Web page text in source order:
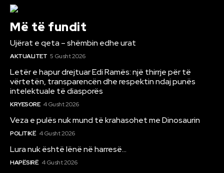
Më të fundit
Ujërat e qeta – shëmbin edhe urat
AKTUALITET 5 Gusht 2026
Letër e hapur drejtuar Edi Ramës: një thirrje për të
vërtetën, transparencën dhe respektin ndaj punës
intelektuale të diasporës
KRYESORE 4 Gusht 2026
Veza e pulës nuk mund të krahasohet me Dinosaurin
POLITIKË 4 Gusht 2026
Lura nuk është lënë në harresë…
HAPËSIRË 4 Gusht 2026